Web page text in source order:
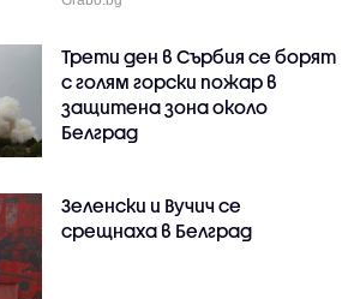
Трети ден в Сърбия се борят
с голям горски пожар в
защитена зона около
Белград
Зеленски и Вучич се
срещнаха в Белград